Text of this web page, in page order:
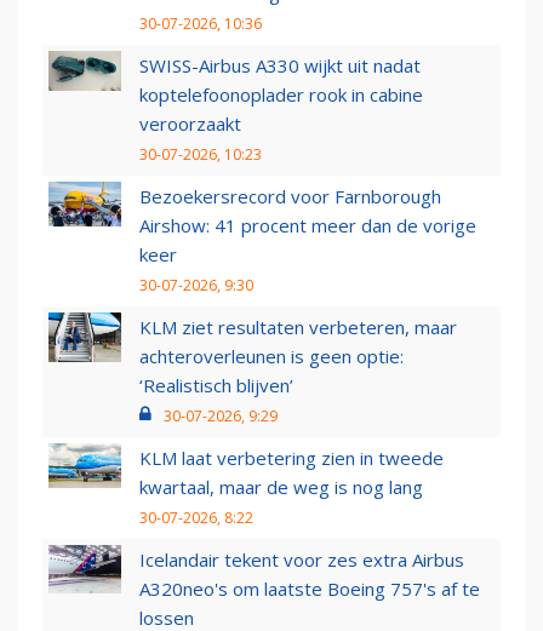
30-07-2026, 10:36
SWISS-Airbus A330 wijkt uit nadat
koptelefoonoplader rook in cabine
veroorzaakt
30-07-2026, 10:23
Bezoekersrecord voor Farnborough
Airshow: 41 procent meer dan de vorige
keer
30-07-2026, 9:30
KLM ziet resultaten verbeteren, maar
achteroverleunen is geen optie:
‘Realistisch blijven’
30-07-2026, 9:29
KLM laat verbetering zien in tweede
kwartaal, maar de weg is nog lang
30-07-2026, 8:22
Icelandair tekent voor zes extra Airbus
A320neo's om laatste Boeing 757's af te
lossen